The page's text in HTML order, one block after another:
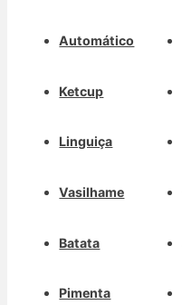
Automático
Ketcup
Linguiça
Vasilhame
Batata
Pimenta